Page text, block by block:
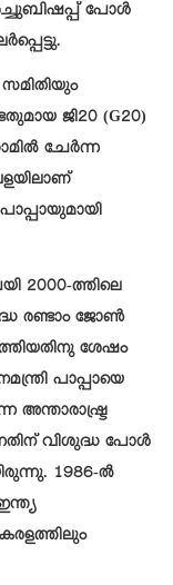
പോൾ
ജി20 (G20)
ചേർന്ന
2000-ത്തിലെ
രണ്ടാം ജോൺ
ശേഷം
പാപ്പായെ
അന്താരാഷ്ട്ര
വിശുദ്ധ പോൾ
1986-ൽ